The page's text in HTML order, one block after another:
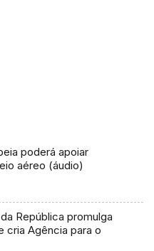
poderá apoiar
aéreo (áudio)
República promulga
cria Agência para o